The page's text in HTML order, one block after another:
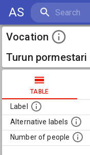
AS
Vocation
Turun pormestari
TABLE
Label
Alternative labels
Number of people